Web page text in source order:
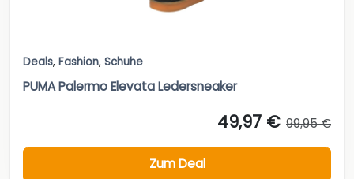
Deals, Fashion, Schuhe
PUMA Palermo Elevata Ledersneaker
49,97 € 99,95 €
Zum Deal